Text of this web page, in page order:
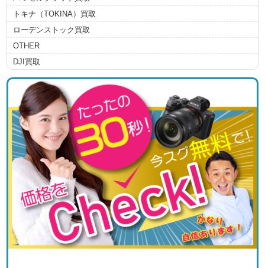
トキナ（TOKINA）買取
ローデンストック買取
OTHER
DJI買取